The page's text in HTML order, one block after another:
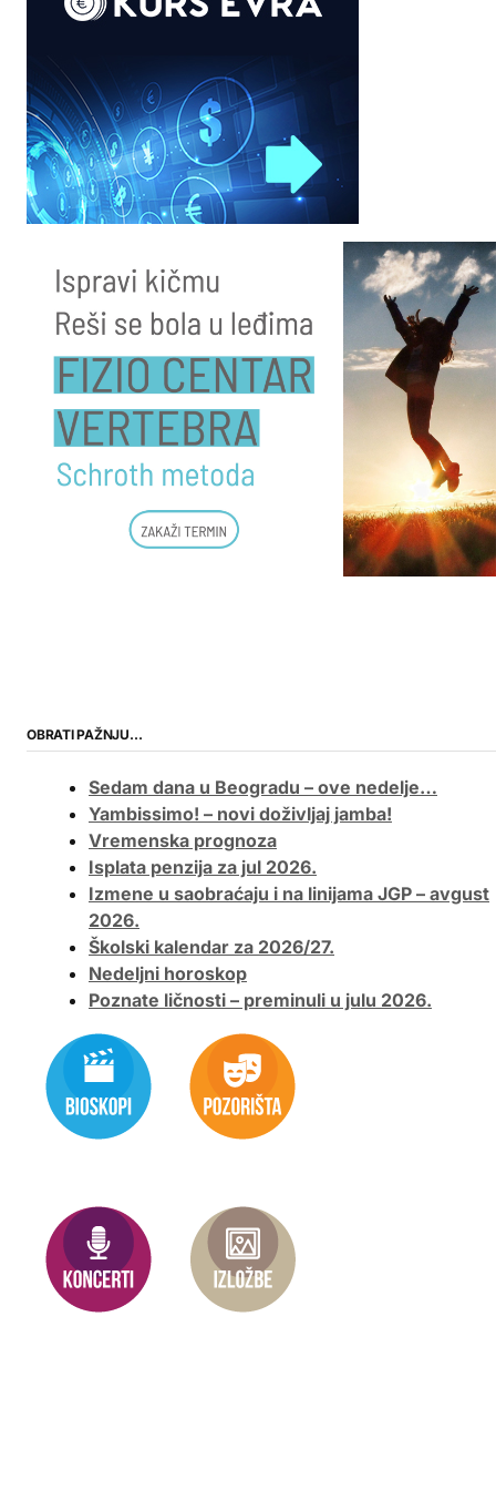
OBRATI PAŽNJU…
Sedam dana u Beogradu – ove nedelje…
Yambissimo! – novi doživljaj jamba!
Vremenska prognoza
Isplata penzija za jul 2026.
Izmene u saobraćaju i na linijama JGP – avgust
2026.
Školski kalendar za 2026/27.
Nedeljni horoskop
Poznate ličnosti – preminuli u julu 2026.